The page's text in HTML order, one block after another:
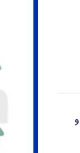
نقش هوش مصنوعی در نرم افزار CRM و